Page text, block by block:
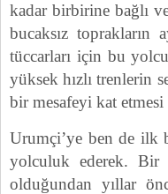
kadar birbirine bağlı
bucaksız
tüccarları için bu
yüksek hızlı trenlerin
bir mesafeyi kat
Urumçi’ye ben de ilk
yolculuk ederek. Bir
olduğundan yıllar